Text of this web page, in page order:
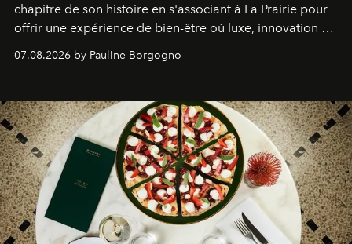
chapitre de son histoire en s'associant à La Prairie pour
offrir une expérience de bien-être où luxe, innovation et
expertise se rencontrent.
07.08.2026 by Pauline Borgogno